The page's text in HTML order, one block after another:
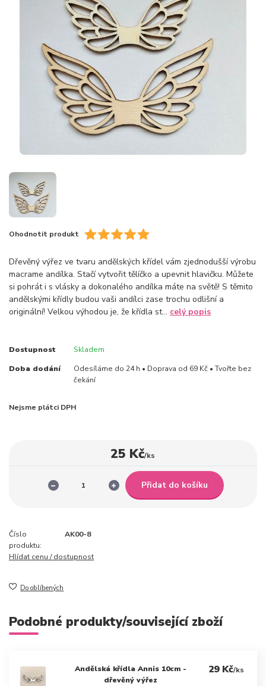
Ohodnotit produkt
Dřevěný výřez ve tvaru andělských křídel vám zjednodušší výrobu
macrame andílka. Stačí vytvořit tělíčko a upevnit hlavičku. Můžete
si pohrát i s vlásky a dokonalého andílka máte na světě! S těmito
andělskými křídly budou vaši andílci zase trochu odlišní a
originální! Velkou výhodou je, že křídla st... celý popis
Dostupnost Skladem
Doba dodání
Odesíláme do 24 h • Doprava od 69 Kč • Tvořte bez
čekání
Nejsme plátci DPH
25 Kč/ks
Přidat do košíku
Číslo
produktu:
AK00-8
Hlídat cenu / dostupnost
Do oblíbených
Podobné produkty/související zboží
Andělská křídla Annis 10cm -
dřevěný výřez
29 Kč/ks